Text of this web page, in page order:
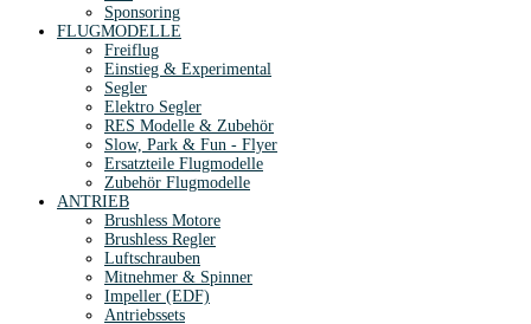
Sponsoring
FLUGMODELLE
Freiflug
Einstieg & Experimental
Segler
Elektro Segler
RES Modelle & Zubehör
Slow, Park & Fun - Flyer
Ersatzteile Flugmodelle
Zubehör Flugmodelle
ANTRIEB
Brushless Motore
Brushless Regler
Luftschrauben
Mitnehmer & Spinner
Impeller (EDF)
Antriebssets